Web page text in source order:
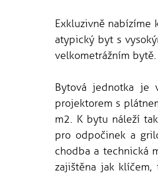
Exkluzivně nabízíme
atypický byt s
velkometrážním bytě.
Bytová jednotka je
projektorem s
m2. K bytu náleží
pro odpočinek a
chodba a technická
zajištěna jak klíčem,